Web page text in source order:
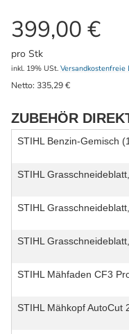
399,00 €
pro Stk
inkl. 19% USt. Versandkostenfreie
Netto: 335,29€
ZUBEHÖR
STIHL Benzin-Gemisch
STIHL
STIHL
STIHL
STIHL Mähfaden CF3
STIHL Mähkopf AutoCut